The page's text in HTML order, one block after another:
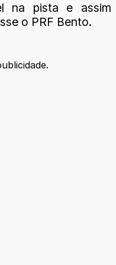
na pista e assim
o PRF Bento.